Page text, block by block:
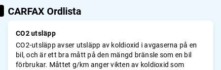
CARFAX Ordlista
CO2 utsläpp
CO2-utsläpp avser utsläpp av koldioxid i avgaserna på en
bil, och är ett bra mått på den mängd bränsle som en bil
förbrukar. Måttet g/km anger vikten av koldioxid som